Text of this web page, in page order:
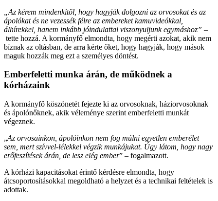
„Az kérem mindenkitől, hogy hagyják dolgozni az orvosokat és az
ápolókat és ne vezessék félre az embereket kamuvideókkal,
álhírekkel, hanem inkább jóindulattal viszonyuljunk egymáshoz” –
tette hozzá. A kormányfő elmondta, hogy megérti azokat, akik nem
bíznak az oltásban, de arra kérte őket, hogy hagyják, hogy mások
maguk hozzák meg ezt a személyes döntést.
Emberfeletti munka árán, de működnek a
kórházaink
A kormányfő köszönetét fejezte ki az orvosoknak, háziorvosoknak
és ápolónőknek, akik véleménye szerint emberfeletti munkát
végeznek.
„Az orvosainkon, ápolóinkon nem fog múlni egyetlen emberélet
sem, mert szívvel-lélekkel végzik munkájukat. Úgy látom, hogy nagy
erőfeszítések árán, de lesz elég ember” – fogalmazott.
A kórházi kapacitásokat érintő kérdésre elmondta, hogy
átcsoportosításokkal megoldható a helyzet és a technikai feltételek is
adottak.